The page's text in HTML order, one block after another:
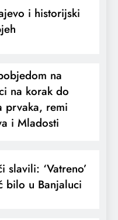
i historijski
na
na korak do
prvaka, remi
i Mladosti
slavili: ‘Vatreno’
bilo u Banjaluci